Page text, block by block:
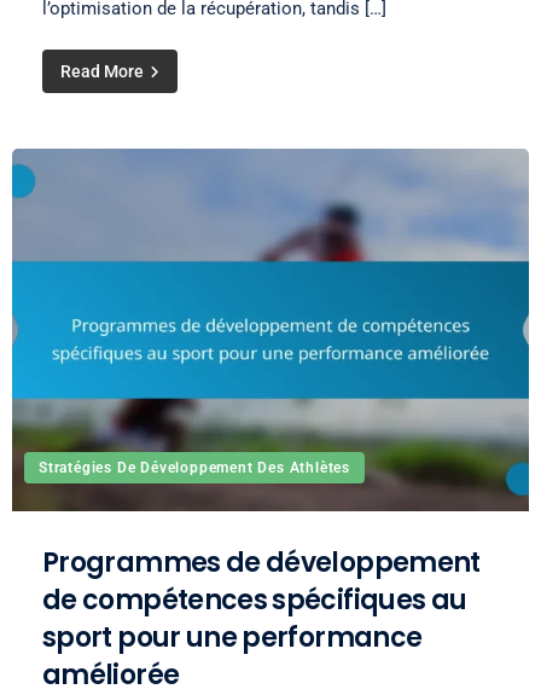
l’optimisation de la récupération, tandis […]
Read More
Stratégies De Développement Des Athlètes
Programmes de développement
de compétences spécifiques au
sport pour une performance
améliorée